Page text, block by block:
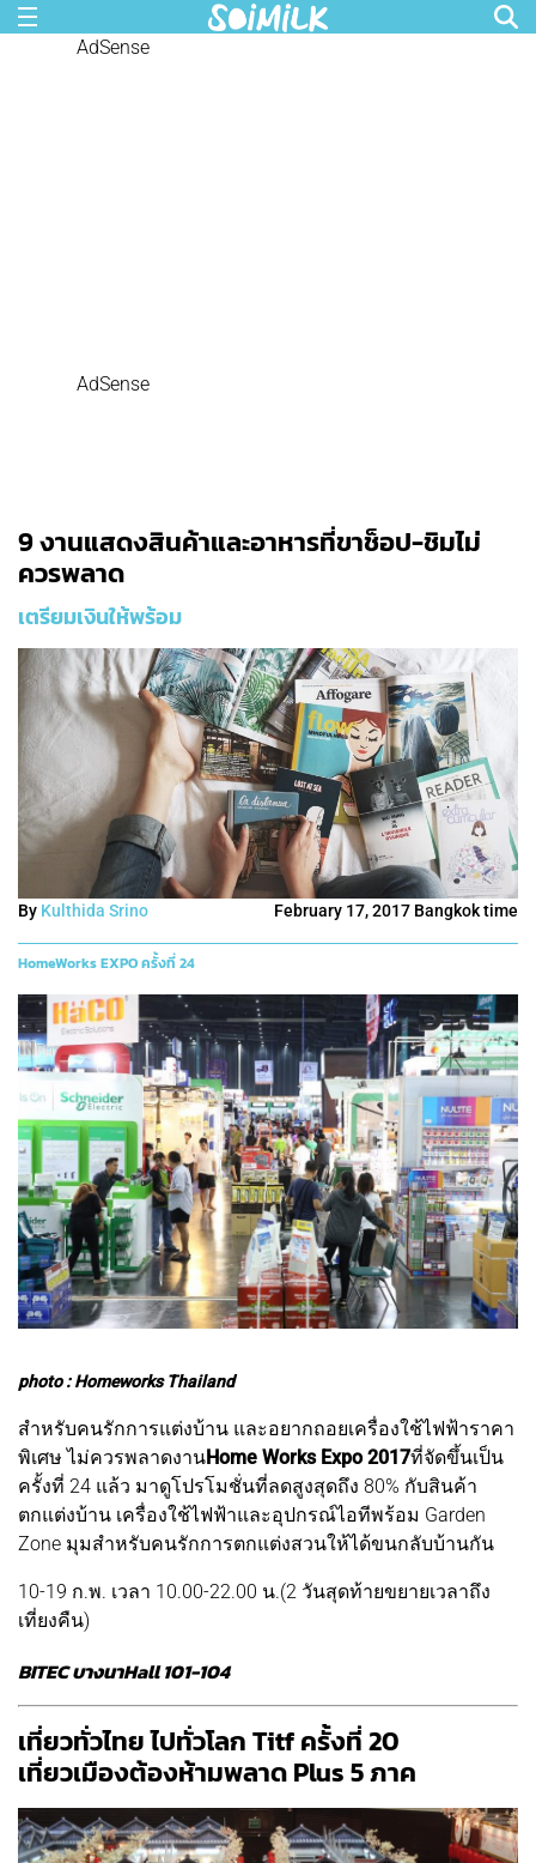
AdSense
AdSense
9 งานแสดงสินค้าและอาหารที่ขาช็อป-ชิมไม่
ควรพลาด
เตรียมเงินให้พร้อม
By Kulthida Srino February 17, 2017 Bangkok time
HomeWorks EXPO ครั้งที่ 24
photo : Homeworks Thailand
สำหรับคนรักการแต่งบ้าน และอยากถอยเครื่องใช้ไฟฟ้าราคา
พิเศษ ไม่ควรพลาดงานHome Works Expo 2017ที่จัดขึ้นเป็น
ครั้งที่ 24 แล้ว มาดูโปรโมชั่นที่ลดสูงสุดถึง 80% กับสินค้า
ตกแต่งบ้าน เครื่องใช้ไฟฟ้าและอุปกรณ์ไอทีพร้อม Garden
Zone มุมสำหรับคนรักการตกแต่งสวนให้ได้ขนกลับบ้านกัน
10-19 ก.พ. เวลา 10.00-22.00 น.(2 วันสุดท้ายขยายเวลาถึง
เที่ยงคืน)
BITEC บางนาHall 101-104
เที่ยวทั่วไทย ไปทั่วโลก Titf ครั้งที่ 20
เที่ยวเมืองต้องห้ามพลาด Plus 5 ภาค